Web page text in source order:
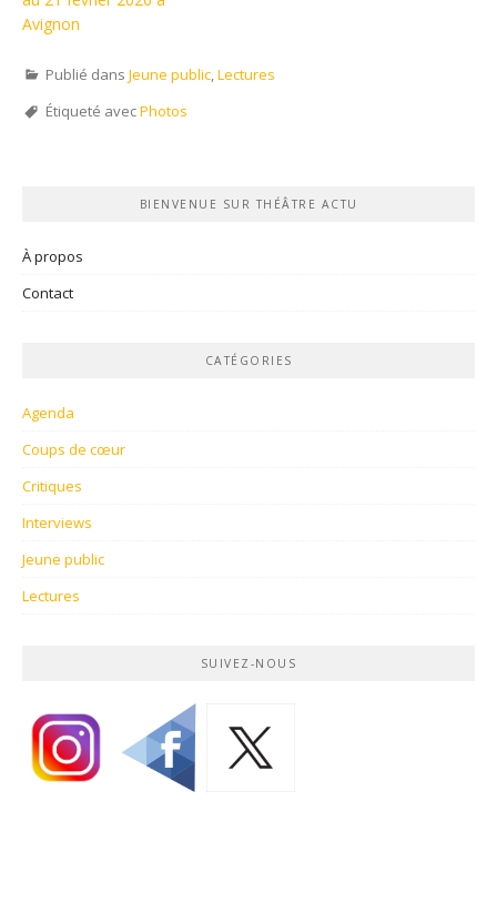
Avignon
Publié dans Jeune public,Lectures
Étiqueté avecPhotos
BIENVENUE SUR THÉÂTRE ACTU
À propos
Contact
CATÉGORIES
Agenda
Coups de cœur
Critiques
Interviews
Jeune public
Lectures
SUIVEZ-NOUS